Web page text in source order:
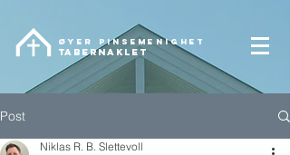
ØYER pinsemenighet
TABERNAKLET
Post
Niklas R. B. Slettevoll